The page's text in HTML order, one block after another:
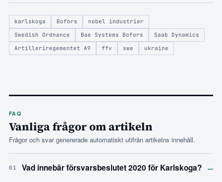
karlskoga Bofors
nobel industrier
Swedish Ordnance
Bae Systems Bofors
Saab Dynamics
Artilleriregementet A9
ffv swe ukraine
FAQ
Vanliga frågor om artikeln
Frågor och svar genererade automatiskt utifrån artikelns innehåll.
01 Vad innebär försvarsbeslutet 2020 för Karlskoga? –